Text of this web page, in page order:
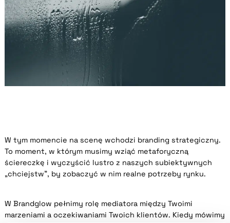
W tym momencie na scenę wchodzi branding strategiczny.
To moment, w którym musimy wziąć metaforyczną
ściereczkę i wyczyścić lustro z naszych subiektywnych
„chciejstw”, by zobaczyć w nim realne potrzeby rynku.
W Brandglow pełnimy rolę mediatora między Twoimi
marzeniami a oczekiwaniami Twoich klientów. Kiedy mówimy